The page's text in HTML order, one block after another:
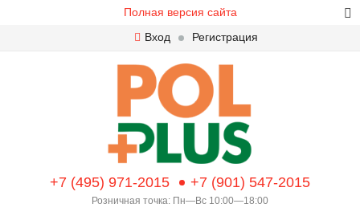
Полная версия сайта
Вход
Регистрация
+7 (495) 971-2015 +7 (901) 547-2015
Розничная точка: Пн—Вс 10:00—18:00